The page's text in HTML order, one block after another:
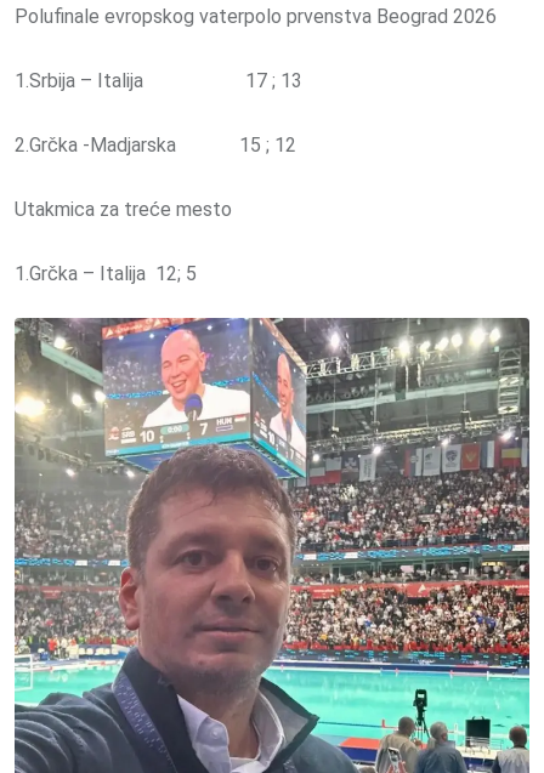
Polufinale evropskog vaterpolo prvenstva Beograd 2026
1.Srbija – Italija 17 ; 13
2.Grčka -Madjarska 15 ; 12
Utakmica za treće mesto
1.Grčka – Italija 12; 5